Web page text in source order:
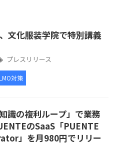
文化服装学院で特別講義
プレスリリース
対策
識の複利ループ」で業務
のSaaS「PUENTE
」を月980円でリリー